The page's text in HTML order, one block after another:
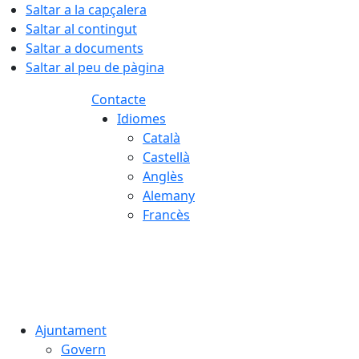
Saltar a la capçalera
Saltar al contingut
Saltar a documents
Saltar al peu de pàgina
Contacte
Idiomes
Català
Castellà
Anglès
Alemany
Francès
Ajuntament
Govern